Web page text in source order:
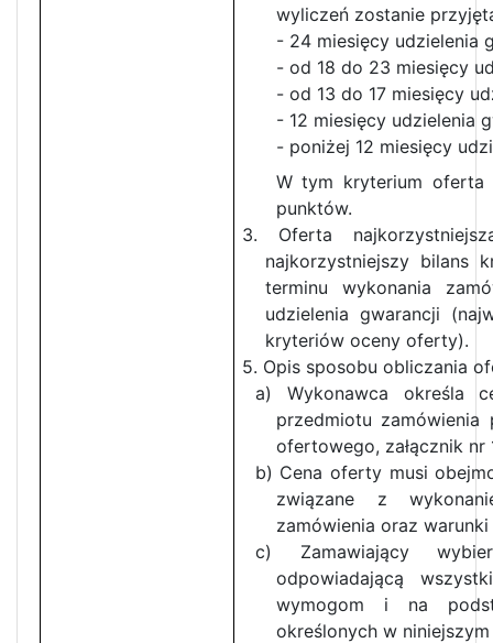
wyliczeń zostanie
- 24 miesięcy
- od 18 do 23 miesięcy
- od 13 do 17 miesięcy
- 12 miesięcy
- poniżej 12 miesięcy
W tym kryterium oferta
punktów.
3. Oferta
najkorzystniejszy bilans
terminu wykonania
udzielenia gwarancji
kryteriów oceny oferty).
5. Opis sposobu obliczania
a) Wykonawca określa
przedmiotu zamówienia
ofertowego, załącznik
b) Cena oferty musi
związane z
zamówienia oraz
c) Zamawiający
odpowiadającą
wymogom i na
określonych w